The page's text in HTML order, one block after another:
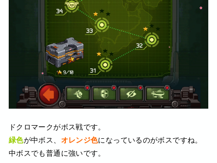
ドクロマークがボス戦です。
緑色が中ボス、 オレンジ色になっているのがボスですね。
中ボスでも普通に強いです。